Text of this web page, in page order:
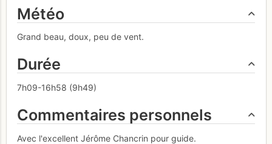
Météo
Grand beau, doux, peu de vent.
Durée
7h09-16h58 (9h49)
Commentaires personnels
Avec l'excellent Jérôme Chancrin pour guide.